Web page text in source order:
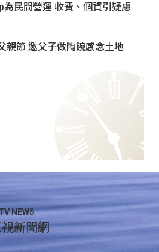
為民間營運 收費、個資引疑慮
親節 邀父子做陶碗感念土地
NEWS
新聞網